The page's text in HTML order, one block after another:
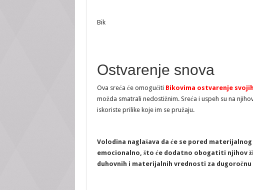
Bik
Ostvarenje snova
Ova sreća će omogućiti Bikovima ostvarenje
možda smatrali nedostižnim. Sreća i uspeh su na
iskoriste prilike koje im se pružaju.
Volodina naglašava da će se pored
emocionalno, što će dodatno obogatiti njihov
duhovnih i materijalnih vrednosti za dugoročnu